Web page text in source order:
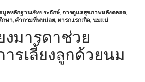
ลหลักฐานเชิงประจักษ์, การดูแลสุขภาพหลังคลอด,
กษา, คำถามที่พบบ่อย, ทารกแรกเกิด, นมแม่
งมารดาช่วย
รเลี้ยงลูกด้วยนม